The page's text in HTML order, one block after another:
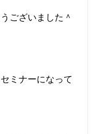
ございました＾
ミナーになって